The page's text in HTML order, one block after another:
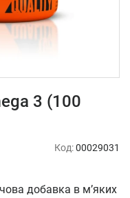
3 (100
Код:00029031
добавка в м’яких